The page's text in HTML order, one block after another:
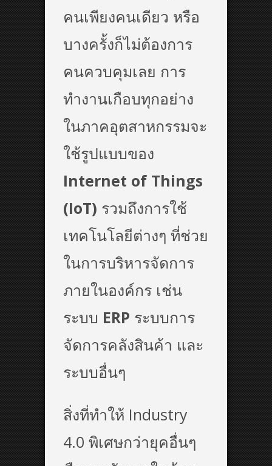
คนเพียงคนเดียว หรือ
บางครั้งก็ไม่ต้องการ
คนควบคุมเลย การ
ทำงานเกือบทุกอย่าง
ในภาคอุตสาหกรรมจะ
ใช้รูปแบบของ
Internet of Things
(IoT) รวมถึงการใช้
เทคโนโลยีต่างๆ ที่ช่วย
ในการบริหารจัดการ
ภายในองค์กร เช่น
ระบบ ERP ระบบการ
จัดการคลังสินค้า และ
ระบบอื่นๆ
สิ่งที่ทำให้ Industry
4.0 พิเศษกว่ายุคอื่นๆ